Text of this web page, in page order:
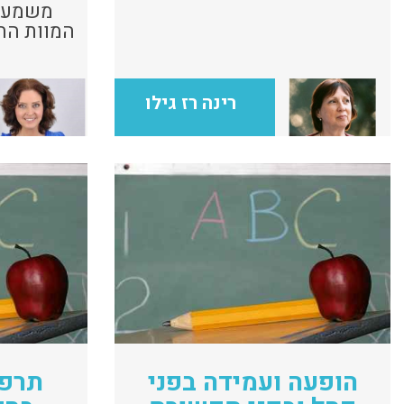
רינה רז גילו
הופעה ועמידה בפני